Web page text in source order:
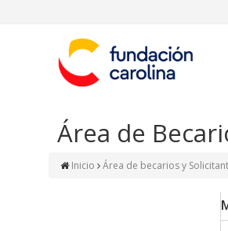
Área de
Inicio Área de becarios y